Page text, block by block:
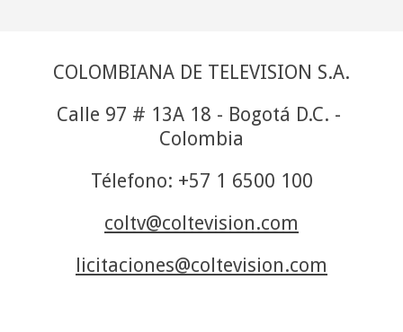
COLOMBIANA DE TELEVISION S.A.
Calle 97 # 13A 18 - Bogotá D.C. -
Colombia
Télefono: +57 1 6500 100
coltv@coltevision.com
licitaciones@coltevision.com